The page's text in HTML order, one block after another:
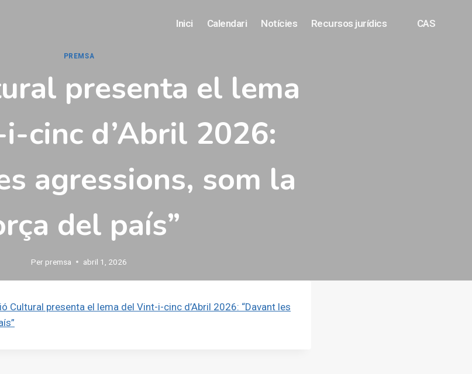
Inici Calendari Notícies Recursos jurídics CAS
PREMSA
presenta el lema
cinc d’Abril 2026:
agressions, som la
del país”
Per premsa abril 1, 2026
Cultural presenta el lema del Vint-i-cinc d’Abril 2026: “Davant les